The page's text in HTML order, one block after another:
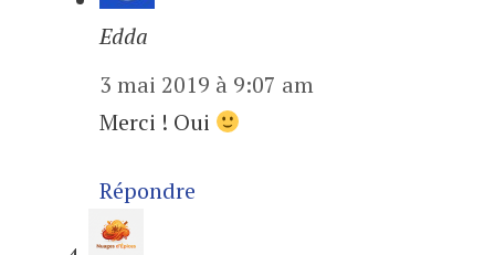
Edda
3 mai 2019 à 9:07 am
Merci ! Oui
Répondre